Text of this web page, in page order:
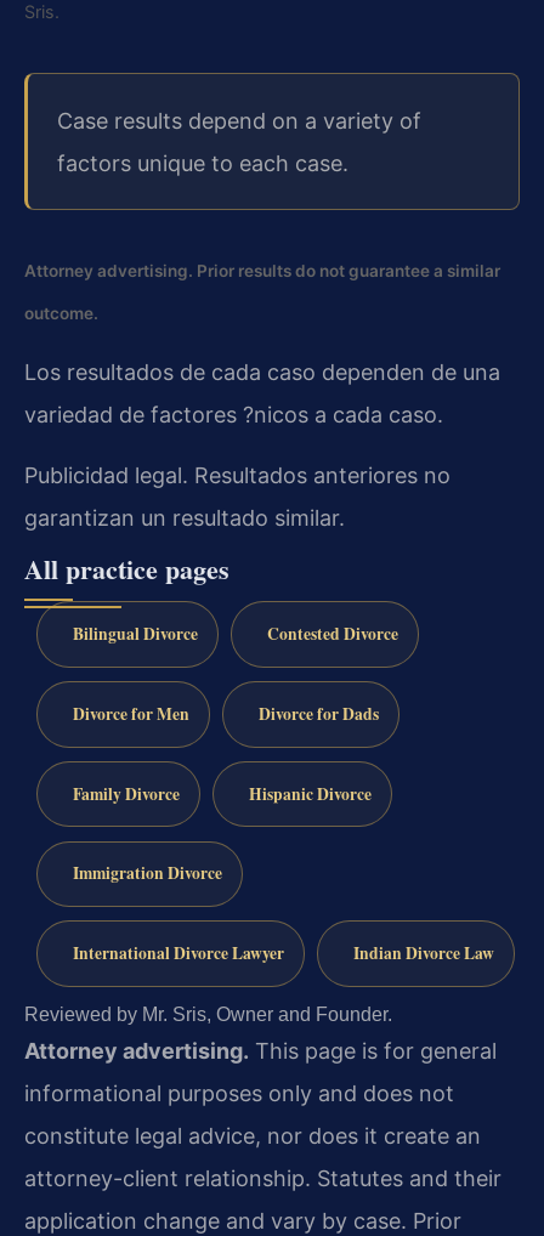
Sris.
Case results depend on a variety of
factors unique to each case.
Attorney advertising. Prior results do not guarantee a similar
outcome.
Los resultados de cada caso dependen de una
variedad de factores ?nicos a cada caso.
Publicidad legal. Resultados anteriores no
garantizan un resultado similar.
All practice pages
Bilingual Divorce Contested Divorce
Divorce for Men Divorce for Dads
Family Divorce Hispanic Divorce
Immigration Divorce
International Divorce Lawyer Indian Divorce Law
Reviewed by Mr. Sris, Owner and Founder.
Attorney advertising. This page is for general
informational purposes only and does not
constitute legal advice, nor does it create an
attorney-client relationship. Statutes and their
application change and vary by case. Prior